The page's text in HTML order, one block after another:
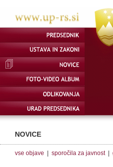
NOVICE
vse objave sporočila za javnost|